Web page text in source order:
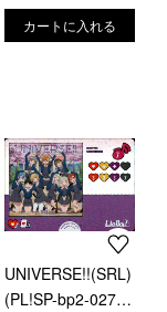
UNIVERSE!!(SRL)
(PL!SP-bp2-027-